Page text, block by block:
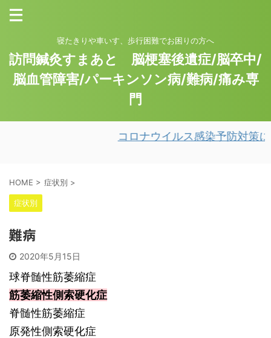
寝たきりや車いす、歩行困難でお困りの方へ
訪問鍼灸すまあと 脳梗塞後遺症/脳卒中/
脳血管障害/パーキンソン病/難病/痛み専
門
コロナウイルス感染予防対策につ
HOME > 症状別 >
症状別
難病
2020年5月15日
球脊髄性筋萎縮症
筋萎縮性側索硬化症
脊髄性筋萎縮症
原発性側索硬化症